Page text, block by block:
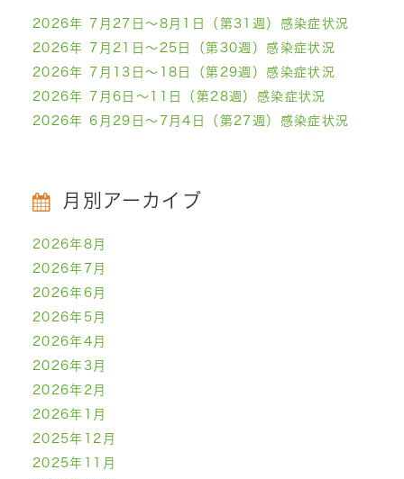
2026年 7月27日～8月1日（第31週）感染症状況
2026年 7月21日～25日（第30週）感染症状況
2026年 7月13日～18日（第29週）感染症状況
2026年 7月6日～11日（第28週）感染症状況
2026年 6月29日～7月4日（第27週）感染症状況
月別アーカイブ
2026年8月
2026年7月
2026年6月
2026年5月
2026年4月
2026年3月
2026年2月
2026年1月
2025年12月
2025年11月